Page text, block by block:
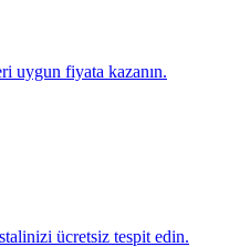
uygun fiyata kazanın.
ücretsiz tespit edin.